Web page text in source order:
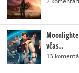
včas…
13